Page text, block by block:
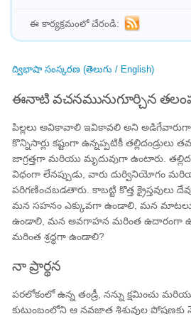
ఈ కార్యక్రమంలో చేరండి:
ద్విభాషా సంస్కరణ (తెలుగు / English)
ఈనాటి వచనమునుగూర్చిన
పిల్లలు అవికావాలి ఇవికావలి అని
కొన్నిసార్లు కష్టంగా ఉన్నప్పటికీ
జాగ్రత్తగా మరియు మృదువుగా ఉంటారు.
విధంగా లేనప్పుడు, వారు దుర్వినియోగం
పరిగణించబడతారు. కాబట్టి కొత్త క్రైస్తవులు
మన సహనం ఎక్కువగా ఉండాలి, మన మాటలు
ఉండాలి, మన అవగాహన మరింత ఉదారంగా
మరింత శ్రద్ధగా ఉండాలి?
నా ప్రార్థన
పరలోకంలో ఉన్న తండ్రీ, నన్ను క్షమించు
కుటుంబంలోని ఆ నవజాత శిశువుల పోషణకు